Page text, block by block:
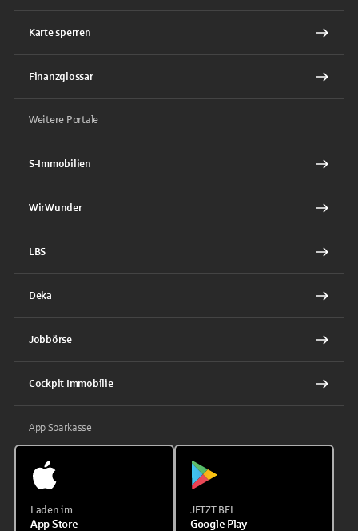
Karte sperren
Finanzglossar
Weitere Portale
S-Immobilien
WirWunder
LBS
Deka
Jobbörse
Cockpit Immobilie
App Sparkasse
Laden im
App Store
JETZT BEI
Google Play